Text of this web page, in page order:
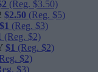
(Reg. $3.50)
$2.50 (Reg. $5)
$1 (Reg. $3)
(Reg. $2)
$1 (Reg. $2)
$2)
$3)